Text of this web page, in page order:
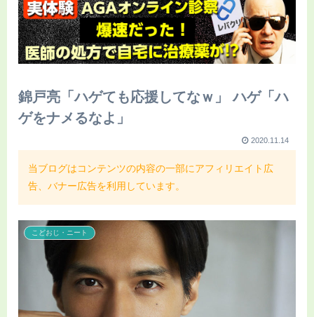
錦戸亮「ハゲても応援してなｗ」 ハゲ「ハ
ゲをナメるなよ」
2020.11.14
当ブログはコンテンツの内容の一部にアフィリエイト広
告、バナー広告を利用しています。
こどおじ・ニート